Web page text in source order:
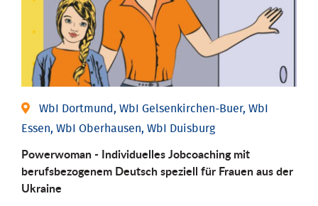
WbI Dortmund, WbI Gelsenkirchen-Buer, WbI
Essen, WbI Oberhausen, WbI Duisburg
Powerwoman - Individuelles Jobcoaching mit
berufsbezogenem Deutsch speziell für Frauen aus der
Ukraine